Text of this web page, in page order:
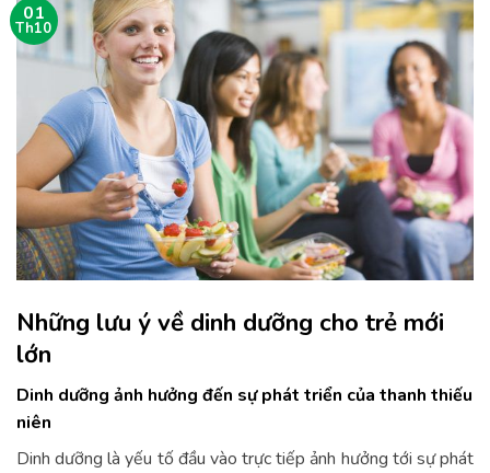
01
Th10
Những lưu ý về dinh dưỡng cho trẻ mới
lớn
Dinh dưỡng ảnh hưởng đến sự phát triển của thanh thiếu
niên
Dinh dưỡng là yếu tố đầu vào trực tiếp ảnh hưởng tới sự phát